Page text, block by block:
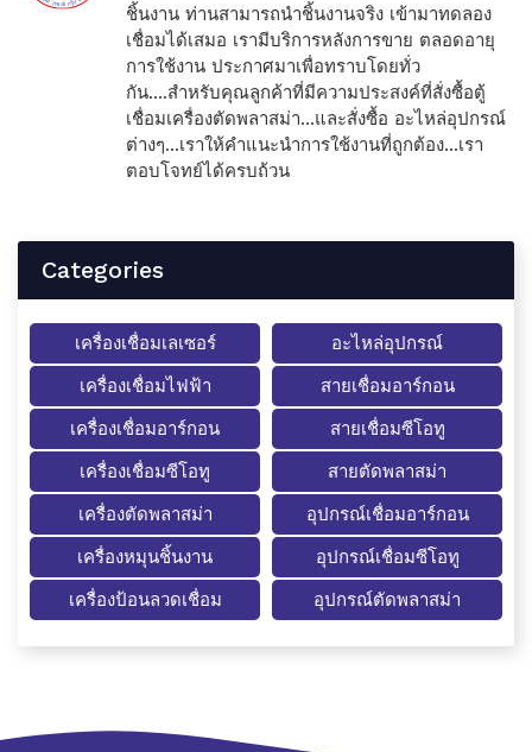
ชิ้นงาน ท่านสามารถนำชิ้นงานจริง เข้ามาทดลอง
เชื่อมได้เสมอ เรามีบริการหลังการขาย ตลอดอายุ
การใช้งาน ประกาศมาเพื่อทราบโดยทั่ว
กัน....สำหรับคุณลูกค้าที่มีความประสงค์ที่สั่งซื้อตู้
เชื่อมเครื่องตัดพลาสม่า...และสั่งซื้อ อะไหล่อุปกรณ์
ต่างๆ...เราให้คำแนะนำการใช้งานที่ถูกต้อง...เรา
ตอบโจทย์ได้ครบถ้วน
Categories
เครื่องเชื่อมเลเซอร์
เครื่องเชื่อมไฟฟ้า
เครื่องเชื่อมอาร์กอน
เครื่องเชื่อมซีโอทู
เครื่องตัดพลาสม่า
เครื่องหมุนชิ้นงาน
เครื่องป้อนลวดเชื่อม
อะไหล่อุปกรณ์
สายเชื่อมอาร์กอน
สายเชื่อมซีโอทู
สายตัดพลาสม่า
อุปกรณ์เชื่อมอาร์กอน
อุปกรณ์เชื่อมซีโอทู
อุปกรณ์ตัดพลาสม่า